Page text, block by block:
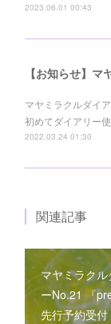
2023.06.01 00:43
マヤミラクルダイ
初めてダイアリ
2022.03.24 01:30
関連記事
マヤミラク
ーNo.21 『
先行予約受付